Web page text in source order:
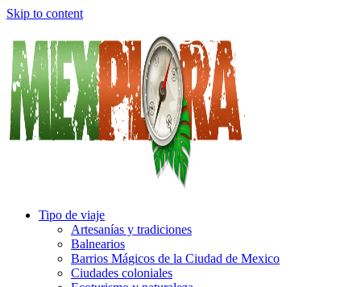
Skip to content
Tipo de viaje
Artesanías y tradiciones
Balnearios
Barrios Mágicos de la Ciudad de Mexico
Ciudades coloniales